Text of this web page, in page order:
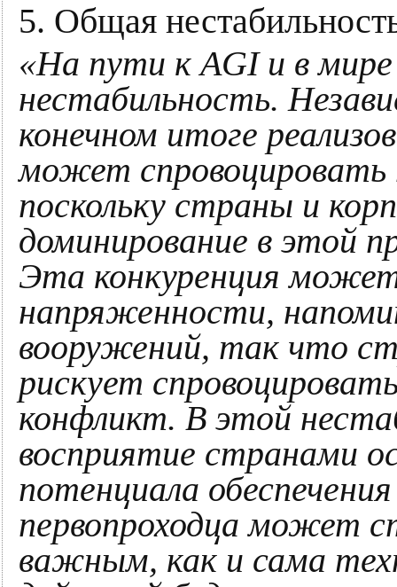
5. Общая
«На пути к AGI и в
нестабильность.
конечном итоге
может спровоцировать
поскольку страны и
доминирование в этой
Эта конкуренция
напряженности,
вооружений, так что
рискует
конфликт. В этой
восприятие странами
потенциала
первопроходца может
важным, как и сама